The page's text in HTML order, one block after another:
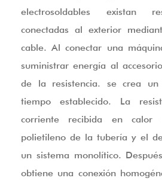
electrosoldables existan
conectadas al exterior
cable. Al conectar una
suministrar energía al
de la resistencia. se crea
tiempo establecido. La
corriente recibida en
polietileno de la tubería y el
un sistema monolítico.
obtiene una conexión